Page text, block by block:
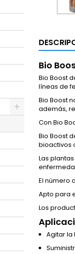
Bio
Bio Boost
líneas de
Bio Boost
además,
Con Bio
Bio Boost
bioactivos
Las
El número
Apto para
Los
Agitar la